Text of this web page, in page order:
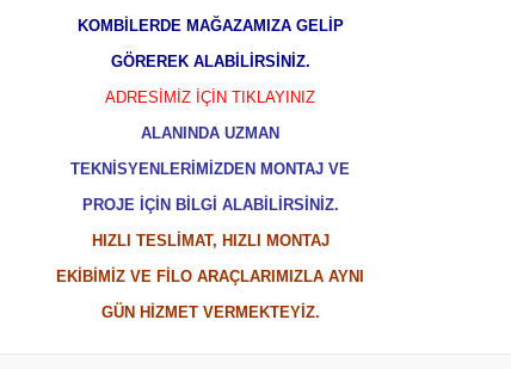
KOMBİLERDE MAĞAZAMIZA GELİP
GÖREREK ALABİLİRSİNİZ.
ADRESİMİZ İÇİN TIKLAYINIZ
ALANINDA UZMAN
TEKNİSYENLERİMİZDEN MONTAJ VE
PROJE İÇİN BİLGİ ALABİLİRSİNİZ.
HIZLI TESLİMAT, HIZLI MONTAJ
EKİBİMİZ VE FİLO ARAÇLARIMIZLA AYNI
GÜN HİZMET VERMEKTEYİZ.